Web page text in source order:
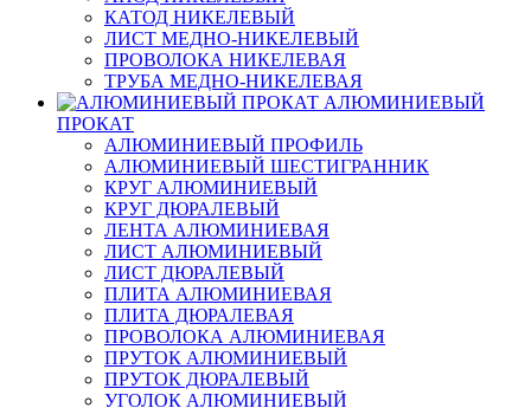
КАТОД НИКЕЛЕВЫЙ
ЛИСТ МЕДНО-НИКЕЛЕВЫЙ
ПРОВОЛОКА НИКЕЛЕВАЯ
ТРУБА МЕДНО-НИКЕЛЕВАЯ
АЛЮМИНИЕВЫЙ
ПРОКАТ
АЛЮМИНИЕВЫЙ ПРОФИЛЬ
АЛЮМИНИЕВЫЙ ШЕСТИГРАННИК
КРУГ АЛЮМИНИЕВЫЙ
КРУГ ДЮРАЛЕВЫЙ
ЛЕНТА АЛЮМИНИЕВАЯ
ЛИСТ АЛЮМИНИЕВЫЙ
ЛИСТ ДЮРАЛЕВЫЙ
ПЛИТА АЛЮМИНИЕВАЯ
ПЛИТА ДЮРАЛЕВАЯ
ПРОВОЛОКА АЛЮМИНИЕВАЯ
ПРУТОК АЛЮМИНИЕВЫЙ
ПРУТОК ДЮРАЛЕВЫЙ
УГОЛОК АЛЮМИНИЕВЫЙ